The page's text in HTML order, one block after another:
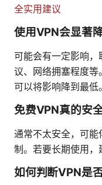
全实用建议
使用VPN会显著
可能会有一定影响
议、网络拥塞程度
可以将影响降到最低。
免费VPN真的安全
通常不太安全，可
制。若要长期使用，
如何判断VPN是